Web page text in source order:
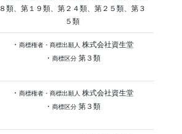
８類、第１９類、第２４類、第２５類、第３
５類
・ 商標権者・商標出願人 株式会社資生堂
・ 商標区分第３類
・ 商標権者・商標出願人 株式会社資生堂
・ 商標区分第３類